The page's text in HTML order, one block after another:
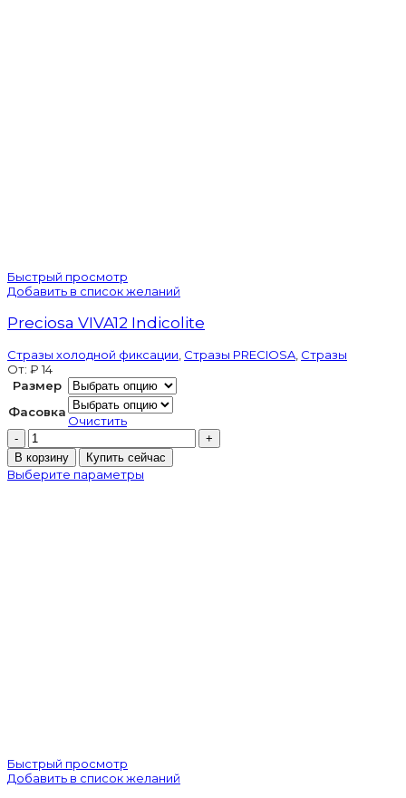
Быстрый просмотр
Добавить в список желаний
Preciosa VIVA12 Indicolite
Стразы холодной фиксации Стразы PRECIOSA Стразы
От: ₽ 14
Размер
Фасовка
Очистить
Количество
товара
Preciosa
VIVA12
В корзину Купить сейчас
Выберите параметры
Быстрый просмотр
Добавить в список желаний